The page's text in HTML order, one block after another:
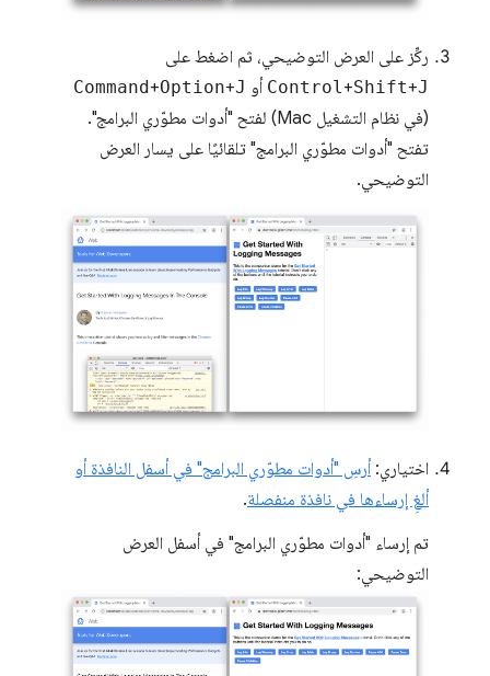
ركِّز على العرض التوضيحي، ثم اضغط على
Control+Shift+J أو Command+Option+J
(في نظام التشغيل Mac) لفتح "أدوات مطوّري البرامج".
تفتح "أدوات مطوّري البرامج" تلقائيًا على يسار العرض
التوضيحي.
اختياري:أرسِ "أدوات مطوّري البرامج" في أسفل النافذة أو
ألغِ إرساءها في نافذة منفصلة.
تم إرساء "أدوات مطوّري البرامج" في أسفل العرض
التوضيحي: